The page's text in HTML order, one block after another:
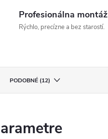
Profesionálna montáž
Rýchlo, precízne a bez starostí.
PODOBNÉ (12)